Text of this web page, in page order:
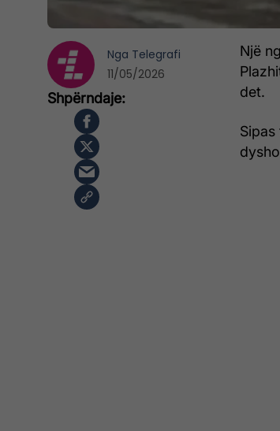
Një
det.
Nga Telegrafi
11/05/2026